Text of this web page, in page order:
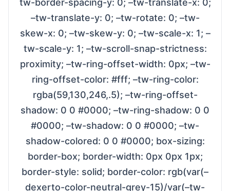
tw-border-spacing-y: 0; –tw-translate-x: 0;
–tw-translate-y: 0; –tw-rotate: 0; –tw-
skew-x: 0; –tw-skew-y: 0; –tw-scale-x: 1; –
tw-scale-y: 1; –tw-scroll-snap-strictness:
proximity; –tw-ring-offset-width: 0px; –tw-
ring-offset-color: #fff; –tw-ring-color:
rgba(59,130,246,.5); –tw-ring-offset-
shadow: 0 0 #0000; –tw-ring-shadow: 0 0
#0000; –tw-shadow: 0 0 #0000; –tw-
shadow-colored: 0 0 #0000; box-sizing:
border-box; border-width: 0px 0px 1px;
border-style: solid; border-color: rgb(var(–
dexerto-color-neutral-grey-15)/var(–tw-